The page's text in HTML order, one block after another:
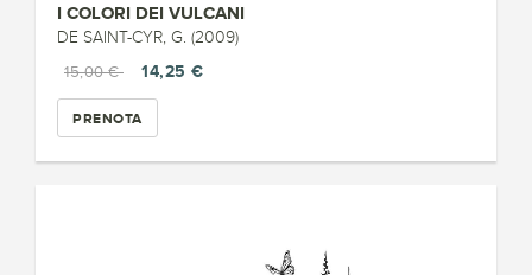
I COLORI DEI VULCANI
DE SAINT-CYR, G. (2009)
15,00 €
14,25 €
PRENOTA